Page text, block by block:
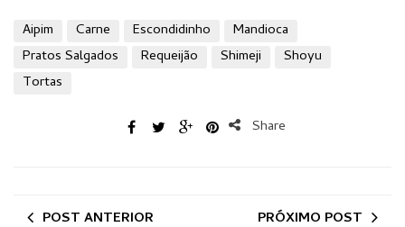
Aipim Carne Escondidinho
Mandioca
Pratos Salgados
Requeijão Shimeji
Shoyu
Tortas
Share
POST ANTERIOR PRÓXIMO POST